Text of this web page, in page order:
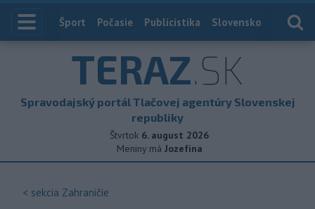
Index
Šport Počasie Publicistika Slovensko
TERAZ.SK
Spravodajský portál Tlačovej agentúry Slovenskej
republiky
Štvrtok 6. august 2026
Meniny má Jozefína
< sekcia Zahraničie